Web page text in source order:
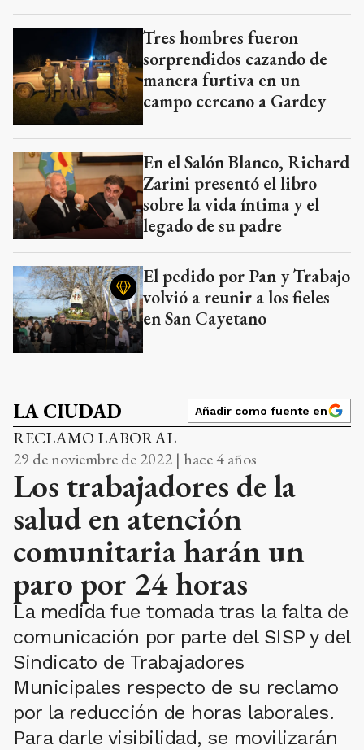
Tres hombres fueron
sorprendidos cazando de
manera furtiva en un
campo cercano a Gardey
En el Salón Blanco, Richard
Zarini presentó el libro
sobre la vida íntima y el
legado de su padre
El pedido por Pan y Trabajo
volvió a reunir a los fieles
en San Cayetano
LA CIUDAD Añadir como fuente en
RECLAMO LABORAL
29 de noviembre de 2022 | hace 4 años
Los trabajadores de la
salud en atención
comunitaria harán un
paro por 24 horas
La medida fue tomada tras la falta de
comunicación por parte del SISP y del
Sindicato de Trabajadores
Municipales respecto de su reclamo
por la reducción de horas laborales.
Para darle visibilidad, se movilizarán